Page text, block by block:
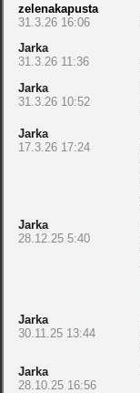
zelenakapusta
31.3.26 16:06
Jarka
31.3.26 11:36
Jarka
31.3.26 10:52
Jarka
17.3.26 17:24
Jarka
28.12.25 5:40
Jarka
30.11.25 13:44
Jarka
28.10.25 16:56